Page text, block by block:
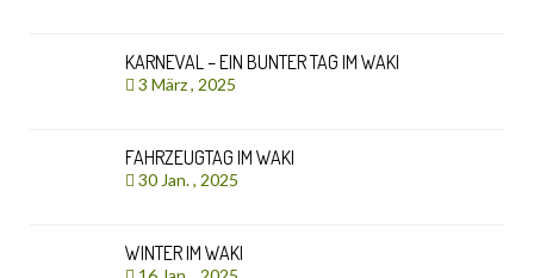
KARNEVAL – EIN BUNTER TAG IM WAKI
3 März , 2025
FAHRZEUGTAG IM WAKI
30 Jan. , 2025
WINTER IM WAKI